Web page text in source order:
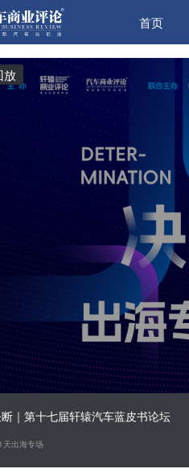
首页
｜第十七届轩辕汽车蓝皮书论坛
天出海专场
放